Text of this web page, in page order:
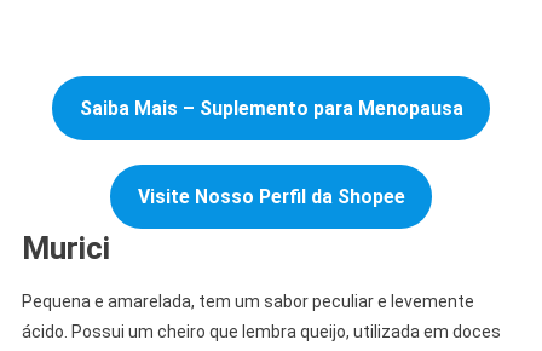
Saiba Mais – Suplemento para Menopausa
Visite Nosso Perfil da Shopee
Murici
Pequena e amarelada, tem um sabor peculiar e levemente
ácido. Possui um cheiro que lembra queijo, utilizada em doces